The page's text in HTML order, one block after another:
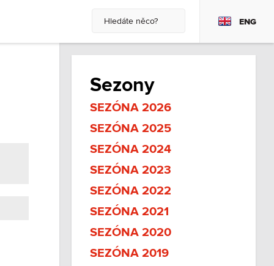
ENG
Sezony
SEZÓNA 2026
SEZÓNA 2025
SEZÓNA 2024
SEZÓNA 2023
SEZÓNA 2022
SEZÓNA 2021
SEZÓNA 2020
SEZÓNA 2019